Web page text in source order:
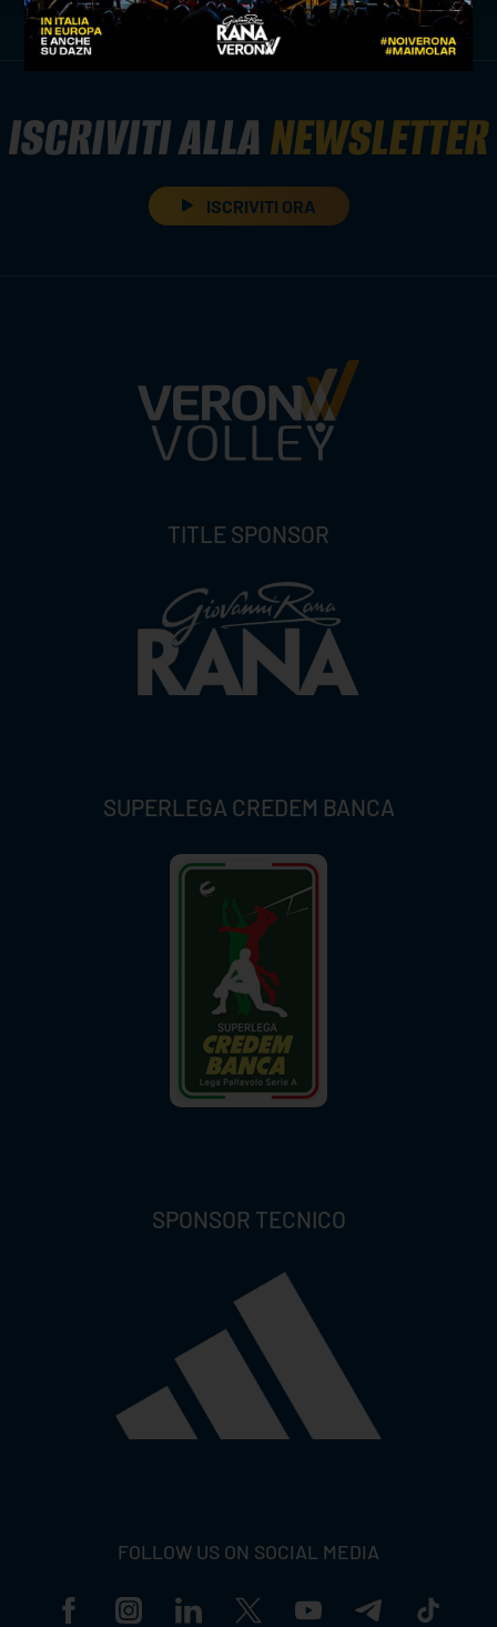
ISCRIVITI ALLANEWSLETTER
ISCRIVITI ORA
TITLE SPONSOR
SUPERLEGA CREDEM BANCA
SPONSOR TECNICO
FOLLOW US ON SOCIAL MEDIA